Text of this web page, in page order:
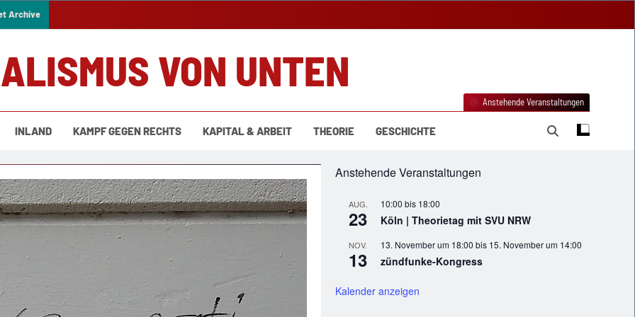
Archive
VON UNTEN
INLAND KAMPF GEGEN RECHTS KAPITAL & ARBEIT THEORIE GESCHICHTE
Anstehende Veranstaltungen
Anstehende Veranstaltungen
AUG.
23
10:00 bis 18:00
Köln | Theorietag mit SVU NRW
NOV.
13
13. November um 18:00 bis 15. November um 14:00
zündfunke-Kongress
Kalender anzeigen